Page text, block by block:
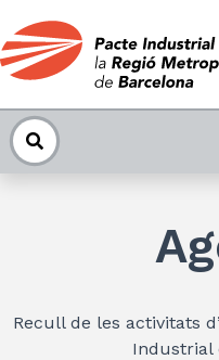
Recull de les activitats
Industrial